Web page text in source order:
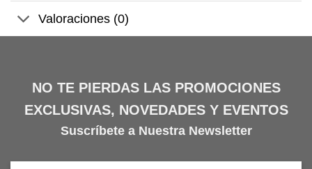
Valoraciones (0)
NO TE PIERDAS LAS PROMOCIONES
EXCLUSIVAS, NOVEDADES Y EVENTOS
Suscríbete a Nuestra Newsletter